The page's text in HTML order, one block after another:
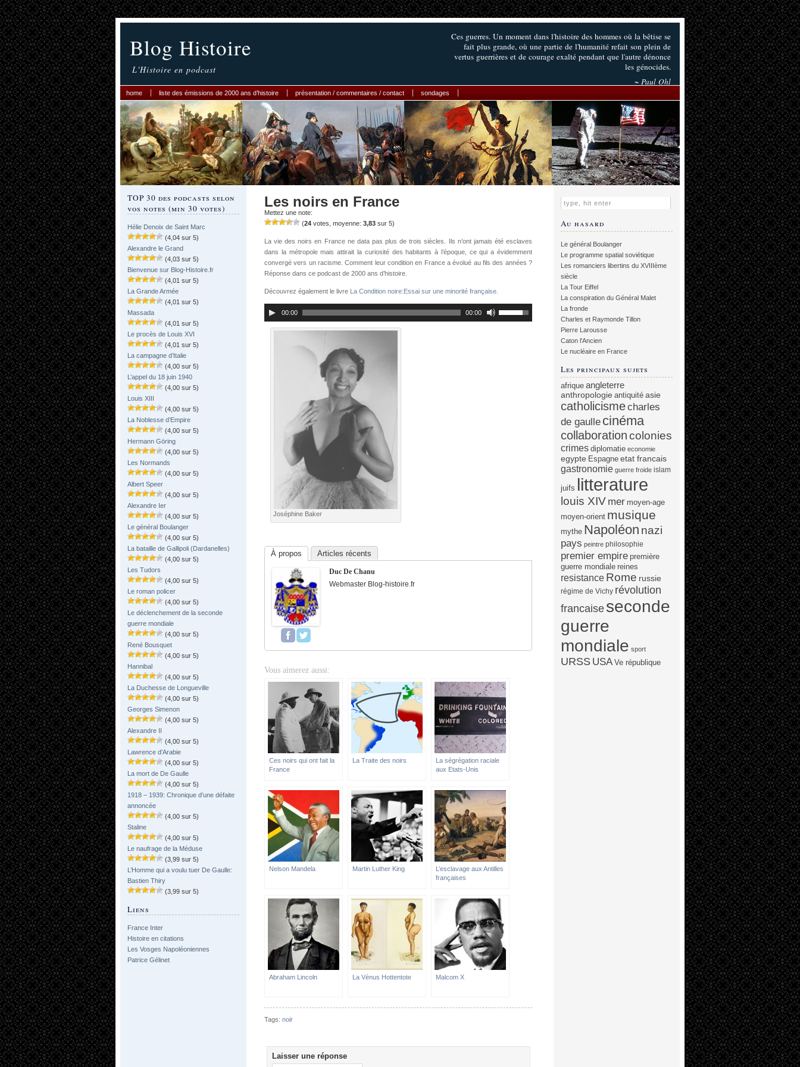
Blog Histoire
L'Histoire en podcast
Ces guerres. Un moment dans l'histoire des hommes où la bêtise se
fait plus grande, où une partie de l'humanité refait son plein de
vertus guerrières et de courage exalté pendant que l'autre dénonce
les génocides.
~ Paul Ohl
home liste des émissions de 2000 ans d’histoire présentation / commentaires / contact sondages
TOP 30 des podcasts selon
vos notes (min 30 votes)
Hélie Denoix de Saint Marc
(4,04 sur 5)
Alexandre le Grand
(4,03 sur 5)
Bienvenue sur Blog-Histoire.fr
(4,01 sur 5)
La Grande Armée
(4,01 sur 5)
Massada
(4,01 sur 5)
Le procès de Louis XVI
(4,01 sur 5)
La campagne d’Italie
(4,00 sur 5)
L’appel du 18 juin 1940
(4,00 sur 5)
Louis XIII
(4,00 sur 5)
La Noblesse d’Empire
(4,00 sur 5)
Hermann Göring
(4,00 sur 5)
Les Normands
(4,00 sur 5)
Albert Speer
(4,00 sur 5)
Alexandre Ier
(4,00 sur 5)
Le général Boulanger
(4,00 sur 5)
La bataille de Gallipoli (Dardanelles)
(4,00 sur 5)
Les Tudors
(4,00 sur 5)
Le roman policer
(4,00 sur 5)
Le déclenchement de la seconde
guerre mondiale
(4,00 sur 5)
René Bousquet
(4,00 sur 5)
Hannibal
(4,00 sur 5)
La Duchesse de Longueville
(4,00 sur 5)
Georges Simenon
(4,00 sur 5)
Alexandre II
(4,00 sur 5)
Lawrence d’Arabie
(4,00 sur 5)
La mort de De Gaulle
(4,00 sur 5)
1918 – 1939: Chronique d’une défaite
annoncée
(4,00 sur 5)
Staline
(4,00 sur 5)
Le naufrage de la Méduse
(3,99 sur 5)
L’Homme qui a voulu tuer De Gaulle:
Bastien Thiry
(3,99 sur 5)
Liens
France Inter
Histoire en citations
Les Vosges Napoléoniennes
Patrice Gélinet
Les noirs en France
Mettez une note:
(24 votes, moyenne: 3,83 sur 5)
La vie des noirs en France ne data pas plus de trois siècles. Ils n’ont jamais été esclaves
dans la métropole mais attirait la curiosité des habitants à l’époque, ce qui a évidemment
convergé vers un racisme. Comment leur condition en France a évolué au fils des années ?
Réponse dans ce podcast de 2000 ans d’histoire.
Découvrez également le livre La Condition noire:Essai sur une minorité française
00:00 00:00
Joséphine Baker
À propos Articles récents
Duc De Chanu
Webmaster Blog-histoire.fr
Vous aimerez aussi:
Ces noirs qui ont fait la
France
La Traite des noirs
La ségrégation raciale
aux Etats-Unis
Nelson Mandela Martin Luther King
L’esclavage aux Antilles
françaises
Abraham Lincoln La Vénus Hottentote Malcom X
Tags: noir
Laisser une réponse
Au hasard
Le général Boulanger
Le programme spatial soviétique
Les romanciers libertins du XVIIIème
siècle
La Tour Eiffel
La conspiration du Général Malet
La fronde
Charles et Raymonde Tillon
Pierre Larousse
Caton l'Ancien
Le nucléaire en France
Les principaux sujets
afrique angleterre
anthropologie antiquité asie
catholicismecharles
de gaulle cinéma
collaborationcolonies
crimes diplomatie economie
egypte Espagne etat francais
gastronomie guerre froide islam
juifs litterature
louis XIV mer moyen-age
moyen-orient musique
mythe Napoléon nazi
pays peintre philosophie
premier empire première
guerre mondiale reines
resistance Rome russie
régime de Vichy révolution
francaise seconde
guerre
mondiale sport
URSS USA Ve république